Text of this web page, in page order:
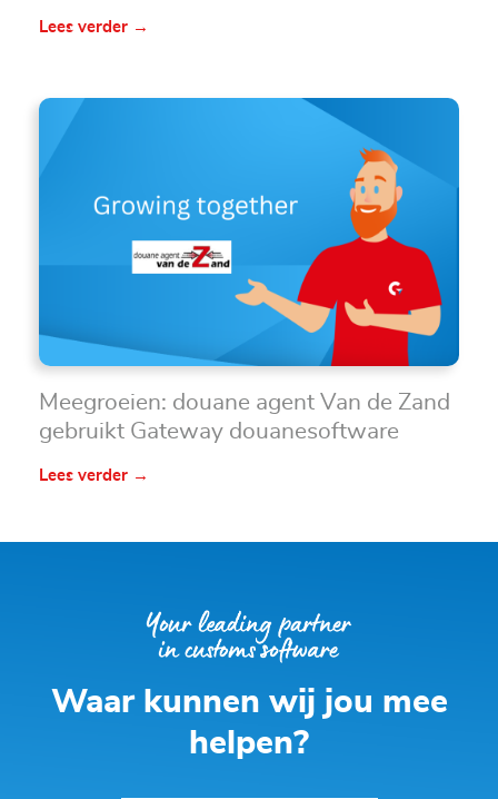
Lees verder →
Meegroeien: douane agent Van de Zand
gebruikt Gateway douanesoftware
Lees verder →
Waar kunnen wij jou mee
helpen?